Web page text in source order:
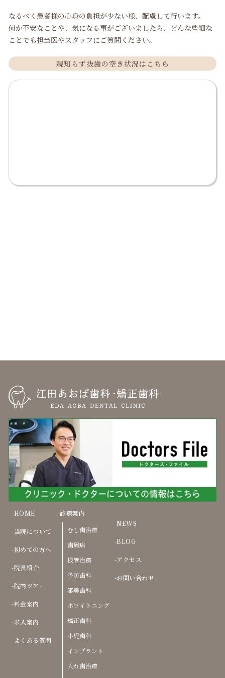
なるべく患者様の心身の負担が少ない様、配慮して行います。
何か不安なことや、気になる事がございましたら、どんな些細な
ことでも担当医やスタッフにご質問ください。
親知らず抜歯の空き状況はこちら
HOME
当院について
初めての方へ
院長紹介
院内ツアー
料金案内
求人案内
よくある質問
診療案内
むし歯治療
歯周病
根管治療
予防歯科
審美歯科
ホワイトニング
矯正歯科
小児歯科
インプラント
入れ歯治療
NEWS
BLOG
アクセス
お問い合わせ